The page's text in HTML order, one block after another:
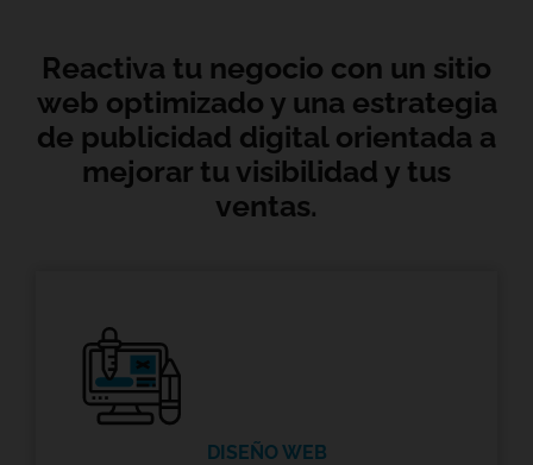
Reactiva tu negocio con un sitio
web optimizado y una estrategia
de publicidad digital orientada a
mejorar tu visibilidad y tus
ventas.
DISEÑO WEB